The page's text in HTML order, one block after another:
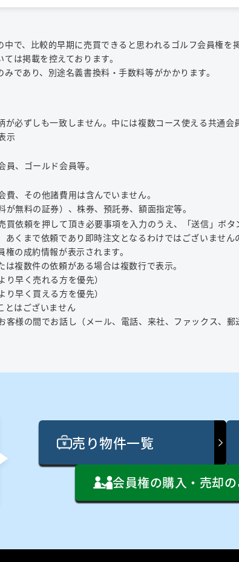
で、比較的早期に売買できると思われるゴルフ会員権を
は掲載を控えております。
であり、別途名義書換料・手数料等がかかります。
が必ずしも一致しません。中には複数コース使える共通
示
、ゴールド会員等。
、その他諸費用は含んでいません。
無料の証券）、株券、預託券、額面指定等。
買依頼を押して頂き必要事項を入力のうえ、「送信」ボ
くまで依頼であり即時注文となるわけではございません
の成約情報が表示されます。
複数件の依頼がある場合は複数行で表示。
早く売れる方を優先）
早く買える方を優先）
とはございません
客様の間でお話し（メール、電話、来社、ファックス、
売り物件一覧
会員権の購入・売却